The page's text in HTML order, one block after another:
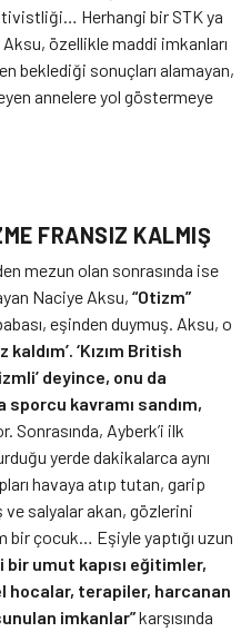
Herhangi bir STK ya
özellikle maddi imkanları
beklediği sonuçları alamayan,
annelere yol göstermeye
FRANSIZ KALMIŞ
mezun olan sonrasında ise
Naciye Aksu, “Otizm”
eşinden duymuş. Aksu, o
‘Kızım British
deyince, onu da
kavramı sandım,
Sonrasında, Ayberk’i ilk
yerde dakikalarca aynı
havaya atıp tutan, garip
ve salyalar akan, gözlerini
bir çocuk… Eşiyle yaptığı uzun
bir umut kapısı eğitimler,
hocalar, terapiler, harcanan
imkanlar”karşısında